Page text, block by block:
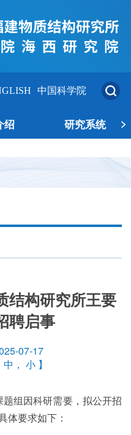
中国科学院
绍 研究系统 >
结构研究所王要
聘启事
07-17
中 ， 小 】
题组因科研需要，拟公开招
体要求如下：